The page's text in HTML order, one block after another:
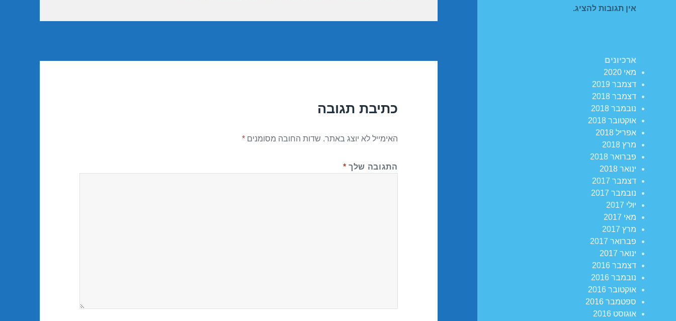
אין תגובות להציג.
ארכיונים
מאי 2020
דצמבר 2019
דצמבר 2018
נובמבר 2018
אוקטובר 2018
אפריל 2018
מרץ 2018
פברואר 2018
ינואר 2018
דצמבר 2017
נובמבר 2017
יולי 2017
מאי 2017
מרץ 2017
פברואר 2017
ינואר 2017
דצמבר 2016
נובמבר 2016
אוקטובר 2016
ספטמבר 2016
אוגוסט 2016
כתיבת תגובה
האימייל לא יוצג באתר. שדות החובה מסומנים*
התגובה שלך *